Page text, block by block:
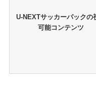
U-NEXTサッカーパックの
可能コンテンツ